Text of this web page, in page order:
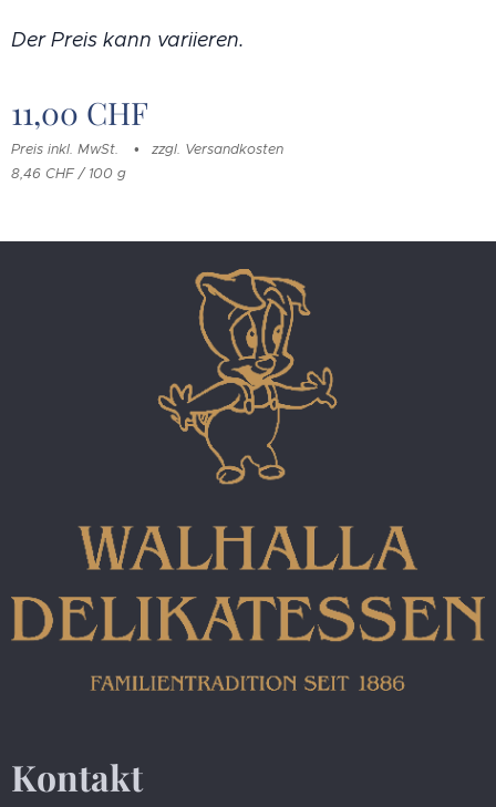
Der Preis kann variieren.
11,00 CHF
Preis inkl. MwSt.
zzgl. Versandkosten
8,46 CHF / 100 g
Kontakt